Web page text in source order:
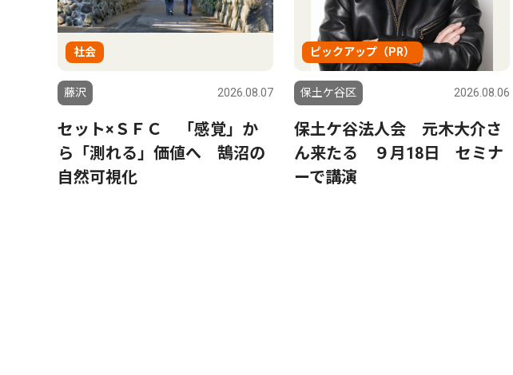
社会
藤沢 2026.08.07
セット×ＳＦＣ 「感覚」か
ら「測れる」価値へ 鵠沼の
自然可視化
ピックアップ（PR）
保土ケ谷区 2026.08.06
保土ケ谷法人会 元木大介さ
ん来たる ９月18日 セミナ
ーで講演